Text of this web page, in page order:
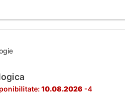
10.08.2026 -4